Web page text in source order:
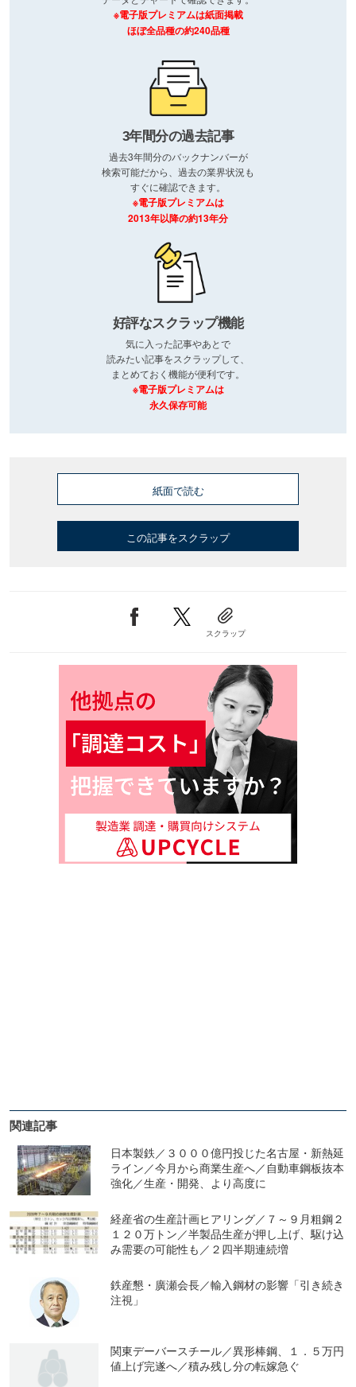
※電子版プレミアムは紙面掲載
ほぼ全品種の約240品種
3年間分の過去記事
過去3年間分のバックナンバーが
検索可能だから、過去の業界状況も
すぐに確認できます。
※電子版プレミアムは
2013年以降の約13年分
好評なスクラップ機能
気に入った記事やあとで
読みたい記事をスクラップして、
まとめておく機能が便利です。
※電子版プレミアムは
永久保存可能
紙面で読む
この記事をスクラップ
スクラップ
関連記事
日本製鉄／３０００億円投じた名古屋・新熱延
ライン／今月から商業生産へ／自動車鋼板抜本
強化／生産・開発、より高度に
経産省の生産計画ヒアリング／７～９月粗鋼２
１２０万トン／半製品生産が押し上げ、駆け込
み需要の可能性も／２四半期連続増
鉄産懇・廣瀬会長／輸入鋼材の影響「引き続き
注視」
関東デーバースチール／異形棒鋼、１．５万円
値上げ完遂へ／積み残し分の転嫁急ぐ